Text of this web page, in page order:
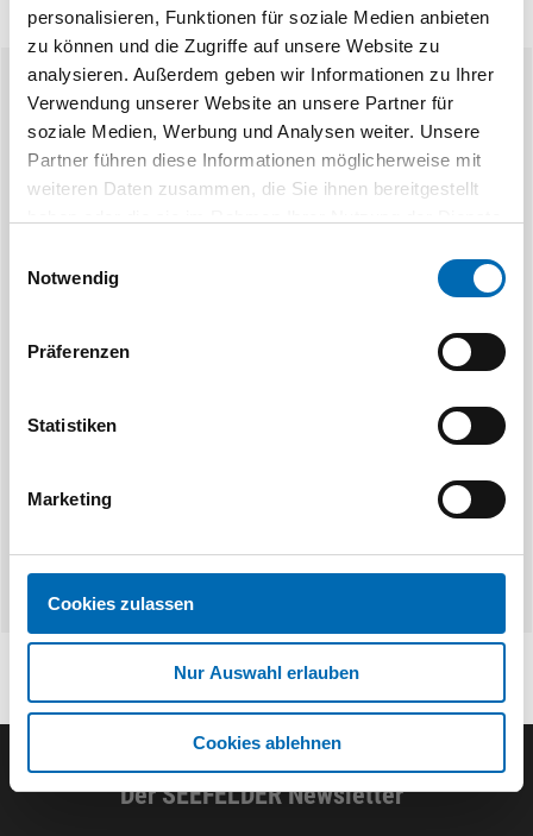
personalisieren, Funktionen für soziale Medien anbieten
zu können und die Zugriffe auf unsere Website zu
analysieren. Außerdem geben wir Informationen zu Ihrer
Verwendung unserer Website an unsere Partner für
soziale Medien, Werbung und Analysen weiter. Unsere
Partner führen diese Informationen möglicherweise mit
weiteren Daten zusammen, die Sie ihnen bereitgestellt
Notwendig
Präferenzen
Statistiken
Marketing
Cookies zulassen
Nur Auswahl erlauben
Cookies ablehnen
Ähnliche Produkte
Zapfsenker-
Der SEEFELDER Newsletter